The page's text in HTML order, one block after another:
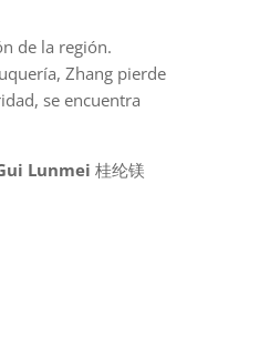
de la región.
Zhang pierde
se encuentra
Lunmei 桂纶镁